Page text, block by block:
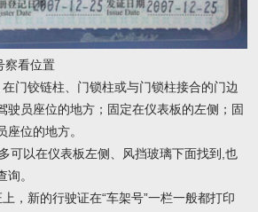
察看位置
门铰链柱、门锁柱或与门锁柱接合的门边
驶员座位的地方；固定在仪表板的左侧；固
位的地方。
可以在仪表板左侧、风挡玻璃下面找到,也
。
，新的行驶证在“车架号”一栏一般都打印